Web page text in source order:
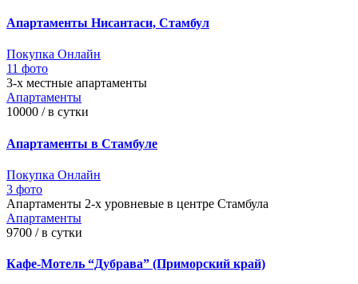
Апартаменты Нисантаси, Стамбул
Покупка Онлайн
11 фото
3-х местные апартаменты
Апартаменты
10000 / в сутки
Апартаменты в Стамбуле
Покупка Онлайн
3 фото
Апартаменты 2-х уровневые в центре Стамбула
Апартаменты
9700 / в сутки
Кафе-Мотель “Дубрава” (Приморский край)